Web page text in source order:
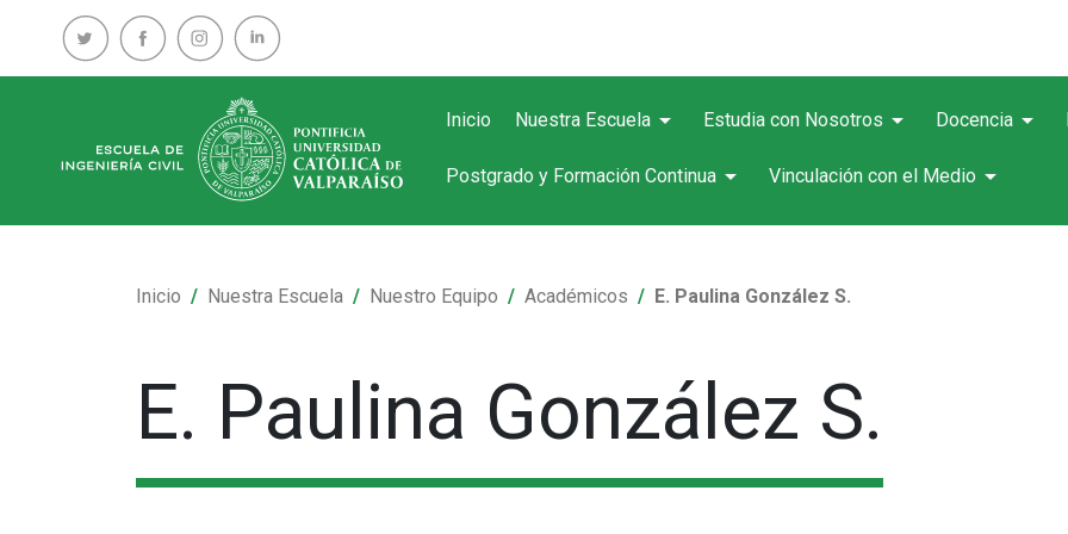
Inicio Nuestra Escuela arrow_drop_down Estudia con Nosotros arrow_drop_down Docencia arrow_drop_down
Postgrado y Formación Continua arrow_drop_down Vinculación con el Medio arrow_drop_down
Inicio Nuestra Escuela Nuestro Equipo Académicos E. Paulina González S.
E. Paulina González S.